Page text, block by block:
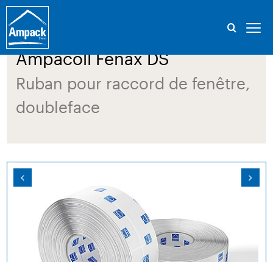
Ampacoll Fenax DS
Ruban pour raccord de fenêtre,
doubleface